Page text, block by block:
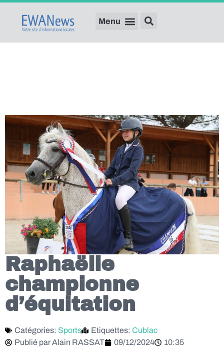
Raphaëlle
championne
d’équitation
Catégories: Sports Etiquettes: Cublac
Publié parAlain RASSAT 09/12/2024 10:35